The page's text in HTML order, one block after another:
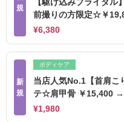
規
前撮りの方限定☆￥
¥6,380
新
規
ボディケア
当店人気No.1【首肩こ
テ☆肩甲骨 ￥15,400
¥1,980